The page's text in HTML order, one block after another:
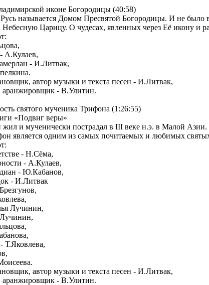
иконе Богородицы (40:58)
называется Домом Пресвятой Богородицы. И не было
Царицу. О чудесах, явленных через Её икону и
А.Кулаев,
- И.Литвак,
автор музыки и текста песен - И.Литвак,
аранжировщик - В.Улитин.
святого мученика Трифона (1:26:55)
«Подвиг веры»
и мученически пострадал в III веке н.э. в Малой Азии.
является одним из самых почитаемых и любимых
- Н.Сёма,
- А.Кулаев,
- Ю.Кабанов,
- И.Литвак
Лучинин,
Т.Яковлева,
автор музыки и текста песен - И.Литвак,
аранжировщик - В.Улитин.